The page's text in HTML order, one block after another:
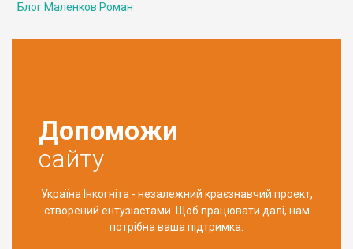
Блог Маленков Роман
Допоможи
сайту
Україна Інкогніта - незалежний краєзнавчий проект,
створений ентузіастами. Щоб працювати далі, нам
потрібна ваша підтримка.